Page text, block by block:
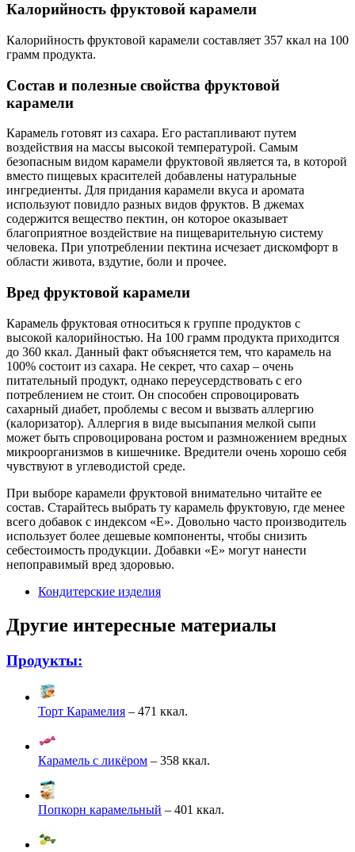
Калорийность фруктовой карамели
Калорийность фруктовой карамели составляет 357 ккал на 100
грамм продукта.
Состав и полезные свойства фруктовой
карамели
Карамель готовят из сахара. Его растапливают путем
воздействия на массы высокой температурой. Самым
безопасным видом карамели фруктовой является та, в которой
вместо пищевых красителей добавлены натуральные
ингредиенты. Для придания карамели вкуса и аромата
используют повидло разных видов фруктов. В джемах
содержится вещество пектин, он которое оказывает
благоприятное воздействие на пищеварительную систему
человека. При употреблении пектина исчезает дискомфорт в
области живота, вздутие, боли и прочее.
Вред фруктовой карамели
Карамель фруктовая относиться к группе продуктов с
высокой калорийностью. На 100 грамм продукта приходится
до 360 ккал. Данный факт объясняется тем, что карамель на
100% состоит из сахара. Не секрет, что сахар – очень
питательный продукт, однако переусердствовать с его
потреблением не стоит. Он способен спровоцировать
сахарный диабет, проблемы с весом и вызвать аллергию
(калоризатор). Аллергия в виде высыпания мелкой сыпи
может быть спровоцирована ростом и размножением вредных
микроорганизмов в кишечнике. Вредители очень хорошо себя
чувствуют в углеводистой среде.
При выборе карамели фруктовой внимательно читайте ее
состав. Старайтесь выбрать ту карамель фруктовую, где менее
всего добавок с индексом «Е». Довольно часто производитель
использует более дешевые компоненты, чтобы снизить
себестоимость продукции. Добавки «Е» могут нанести
непоправимый вред здоровью.
Кондитерские изделия
Другие интересные материалы
Продукты:
Торт Карамелия – 471 ккал.
Карамель с ликёром – 358 ккал.
Попкорн карамельный – 401 ккал.